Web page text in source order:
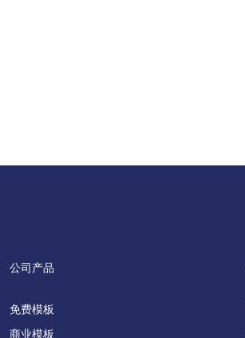
公司产品
免费模板
商业模板